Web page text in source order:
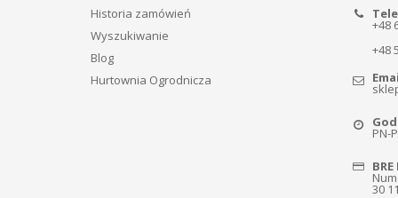
Historia zamówień
Wyszukiwanie
Blog
Hurtownia Ogrodnicza
+48
+48
PN-
30